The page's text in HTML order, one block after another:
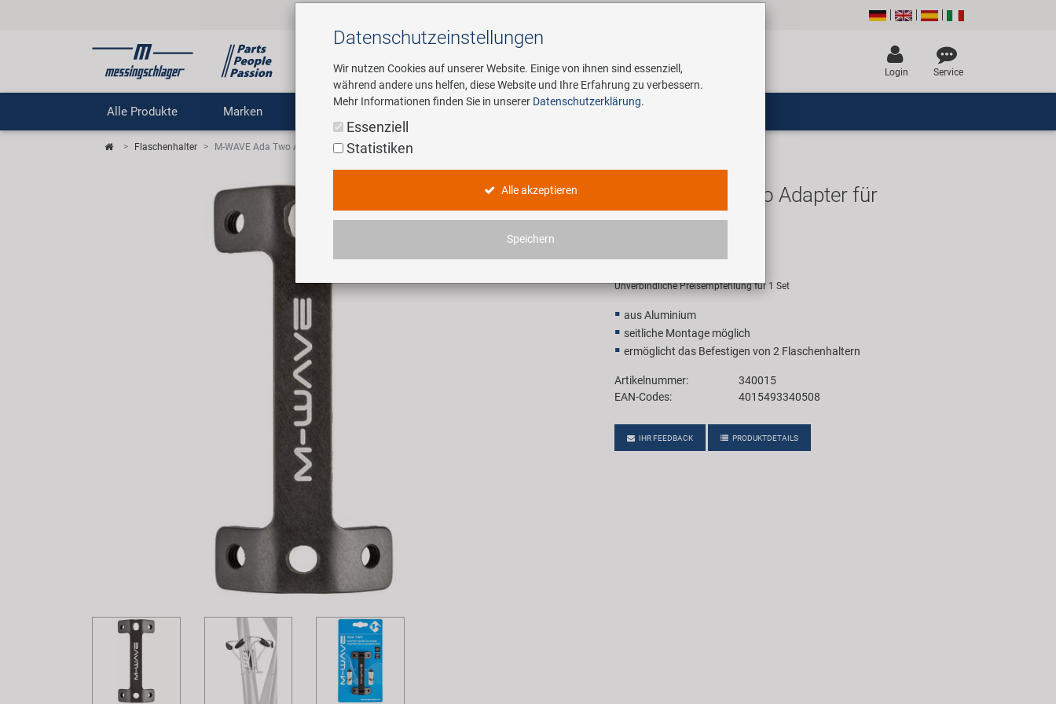
Suchen
Login Service
Alle Produkte Marken
Flaschenhalter M-WAVE Ada Two Adapter für Flaschenhalter
M-WAVE Ada Two Adapter für
Flaschenhalter
9,90 EUR
Unverbindliche Preisempfehlung für 1 Set
aus Aluminium
seitliche Montage möglich
ermöglicht das Befestigen von 2 Flaschenhaltern
Artikelnummer:
340015
EAN-Codes:
4015493340508
IHR FEEDBACK PRODUKTDETAILS
Datenschutz­einstellungen
Wir nutzen Cookies auf unserer Website. Einige von ihnen sind essenziell,
während andere uns helfen, diese Website und Ihre Erfahrung zu verbessern.
Mehr Informationen finden Sie in unserer Datenschutzerklärung.
Essenziell
Statistiken
Alle akzeptieren
Speichern